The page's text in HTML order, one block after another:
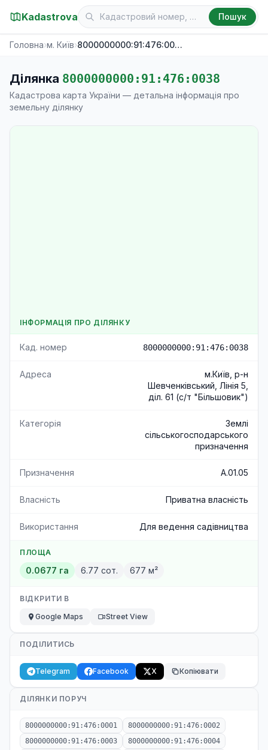
Kadastrova Пошук
Головна›м. Київ› 8000000000:91:476:0038
Ділянка 8000000000:91:476:0038
Кадастрова карта України — детальна інформація про
земельну ділянку
ІНФОРМАЦІЯ ПРО ДІЛЯНКУ
Кад. номер 8000000000:91:476:0038
Адреса
м.Київ, р-н
Шевченківський, Лінія 5,
діл. 61 (с/т "Більшовик")
Категорія
Землі
сільськогосподарського
призначення
Призначення A.01.05
Власність Приватна власність
Використання Для ведення садівництва
ПЛОЩА
0.0677 га 6.77 сот. 677 м²
ВІДКРИТИ В
Google Maps
Street View
ПОДІЛИТИСЬ
Telegram Facebook X Копіювати
ДІЛЯНКИ ПОРУЧ
8000000000:91:476:0001
8000000000:91:476:0002
8000000000:91:476:0003
8000000000:91:476:0004